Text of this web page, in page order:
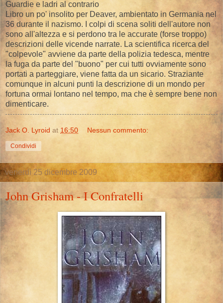
Guardie e ladri al contrario
Libro un po' insolito per Deaver, ambientato in Germania nel
36 durante il nazismo. I colpi di scena soliti dell'autore non
sono all'altezza e si perdono tra le accurate (forse troppo)
descrizioni delle vicende narrate. La scientifica ricerca del
"colpevole" avviene da parte della polizia tedesca, mentre
la fuga da parte del "buono" per cui tutti ovviamente sono
portati a parteggiare, viene fatta da un sicario. Straziante
comunque in alcuni punti la descrizione di un mondo per
fortuna ormai lontano nel tempo, ma che è sempre bene non
dimenticare.
Jack O. Lyroid at 16:50 Nessun commento:
Condividi
venerdì 25 dicembre 2009
John Grisham - I Confratelli